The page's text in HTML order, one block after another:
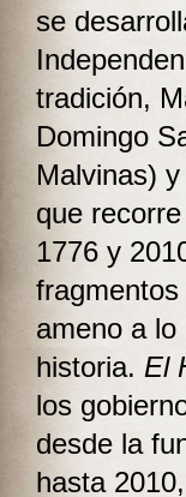
se
tradición,
Domingo
Malvinas)
que
1776 y
ameno a
historia. El
los
desde la
hasta